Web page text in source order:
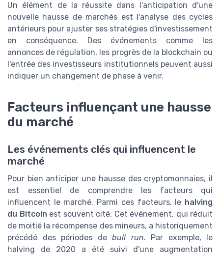
Un élément de la réussite dans l'anticipation d'une
nouvelle hausse de marchés est l'analyse des cycles
antérieurs pour ajuster ses stratégies d'investissement
en conséquence. Des événements comme les
annonces de régulation, les progrès de la blockchain ou
l'entrée des investisseurs institutionnels peuvent aussi
indiquer un changement de phase à venir.
Facteurs influençant une hausse
du marché
Les événements clés qui influencent le
marché
Pour bien anticiper une hausse des cryptomonnaies, il
est essentiel de comprendre les facteurs qui
influencent le marché. Parmi ces facteurs, le halving
du Bitcoin est souvent cité. Cet événement, qui réduit
de moitié la récompense des mineurs, a historiquement
précédé des périodes de bull run. Par exemple, le
halving de 2020 a été suivi d'une augmentation